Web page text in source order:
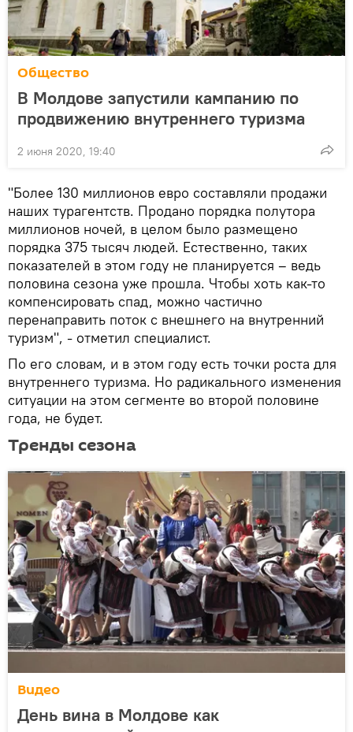
Общество
В Молдове запустили кампанию по
продвижению внутреннего туризма
2 июня 2020, 19:40
"Более 130 миллионов евро составляли продажи
наших турагентств. Продано порядка полутора
миллионов ночей, в целом было размещено
порядка 375 тысяч людей. Естественно, таких
показателей в этом году не планируется – ведь
половина сезона уже прошла. Чтобы хоть как-то
компенсировать спад, можно частично
перенаправить поток с внешнего на внутренний
туризм", - отметил специалист.
По его словам, и в этом году есть точки роста для
внутреннего туризма. Но радикального изменения
ситуации на этом сегменте во второй половине
года, не будет.
Тренды сезона
Видео
День вина в Молдове как